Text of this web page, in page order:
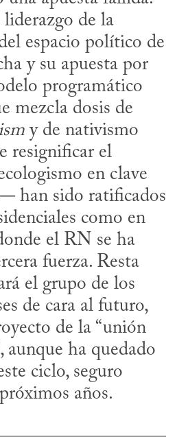
de la
espacio político de
y su apuesta por
y de nativismo
resignificar el
en clave
han sido ratificados
como en
el RN se ha
fuerza. Resta
el grupo de los
de cara al futuro,
de la “unión
aunque ha quedado
ciclo, seguro
años.